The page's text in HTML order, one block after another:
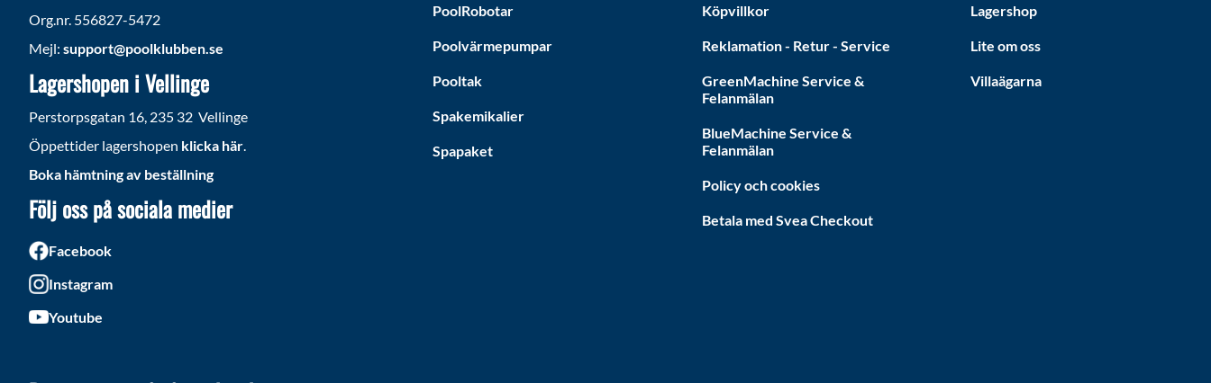
Org.nr. 556827-5472
Mejl:support@poolklubben.se
Lagershopen i Vellinge
Perstorpsgatan 16, 235 32 Vellinge
Öppettider lagershopen klicka här.
Boka hämtning av beställning
Följ oss på sociala medier
Facebook
Instagram
Youtube
PoolRobotar
Poolvärmepumpar
Pooltak
Spakemikalier
Spapaket
Lagershop
Lite om oss
Villaägarna
Köpvillkor
Reklamation - Retur - Service
GreenMachine Service &
Felanmälan
BlueMachine Service &
Felanmälan
Policy och cookies
Betala med Svea Checkout